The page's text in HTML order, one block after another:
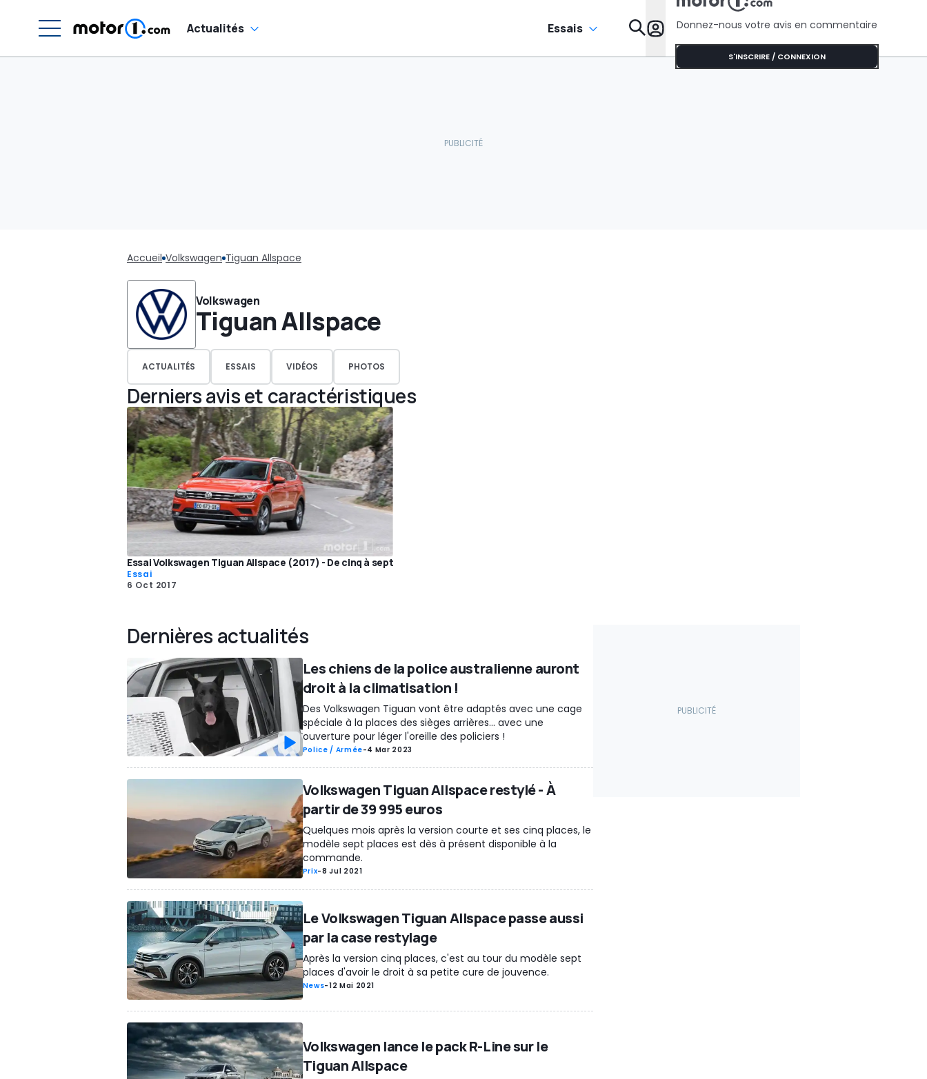
Actualités Essais Donnez-nous votre avis en commentaire
S'INSCRIRE / CONNEXION
Accueil Volkswagen Tiguan Allspace
Volkswagen
Tiguan Allspace
ACTUALITÉS ESSAIS VIDÉOS PHOTOS
Derniers avis et caractéristiques
Essai Volkswagen Tiguan Allspace (2017) - De cinq à sept
Essai
6 Oct 2017
Dernières actualités
Les chiens de la police australienne auront
droit à la climatisation !
Des Volkswagen Tiguan vont être adaptés avec une cage
spéciale à la places des sièges arrières... avec une
ouverture pour léger l'oreille des policiers !
Police / Armée-4 Mar 2023
Volkswagen Tiguan Allspace restylé - À
partir de 39 995 euros
Quelques mois après la version courte et ses cinq places, le
modèle sept places est dès à présent disponible à la
commande.
Prix-8 Jul 2021
Le Volkswagen Tiguan Allspace passe aussi
par la case restylage
Après la version cinq places, c'est au tour du modèle sept
places d'avoir le droit à sa petite cure de jouvence.
News-12 Mai 2021
Volkswagen lance le pack R-Line sur le
Tiguan Allspace